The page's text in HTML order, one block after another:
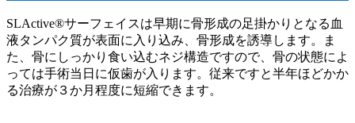
SLActive®サーフェイスは早期に骨形成の足掛かりとなる血
液タンパク質が表面に入り込み、骨形成を誘導します。ま
た、骨にしっかり食い込むネジ構造ですので、骨の状態によ
っては手術当日に仮歯が入ります。従来ですと半年ほどかか
る治療が３か月程度に短縮できます。